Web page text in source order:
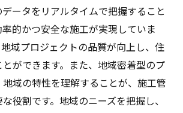
ータをリアルタイムで把握すること
的かつ安全な施工が実現していま
域プロジェクトの品質が向上し、住
ができます。また、地域密着型のプ
地域の特性を理解することが、施工管
役割です。地域のニーズを把握し、